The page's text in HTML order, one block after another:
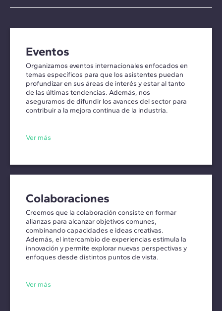
Eventos
Organizamos eventos internacionales enfocados en
temas específicos para que los asistentes puedan
profundizar en sus áreas de interés y estar al tanto
de las últimas tendencias. Además, nos
aseguramos de difundir los avances del sector para
contribuir a la mejora continua de la industria.
Ver más
Colaboraciones
Creemos que la colaboración consiste en formar
alianzas para alcanzar objetivos comunes,
combinando capacidades e ideas creativas.
Además, el intercambio de experiencias estimula la
innovación y permite explorar nuevas perspectivas y
enfoques desde distintos puntos de vista.
Ver más